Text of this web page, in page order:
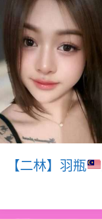
【二林】羽瓶